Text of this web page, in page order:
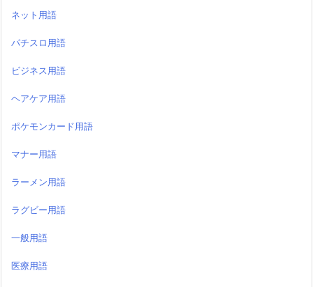
ネット用語
パチスロ用語
ビジネス用語
ヘアケア用語
ポケモンカード用語
マナー用語
ラーメン用語
ラグビー用語
一般用語
医療用語